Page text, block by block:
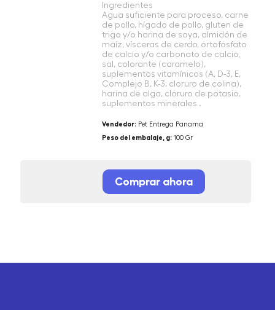
Ingredientes
Agua suficiente para proceso, carne
de pollo, hígado de pollo, gluten de
trigo y/o harina de soya, almidón de
maíz, vísceras de cerdo, ortofosfato
de calcio y/o carbonato de calcio,
sal, colorante (caramelo),
suplementos vitamínicos (A, D-3, E,
Complejo B, K-3, cloruro de colina),
harina de alga, cloruro de potasio,
suplementos minerales .
Vendedor: Pet Entrega Panama
Peso del embalaje, g: 100 Gr
Comprar ahora